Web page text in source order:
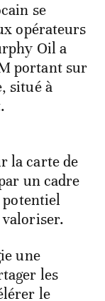
se
opérateurs
Oil a
portant sur
situé à
la carte de
un cadre
valoriser.
une
les
le